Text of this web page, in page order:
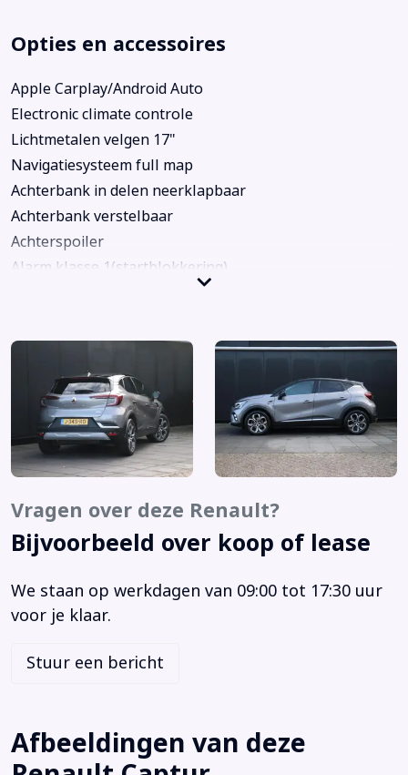
Opties en accessoires
Apple Carplay/Android Auto
Electronic climate controle
Lichtmetalen velgen 17"
Navigatiesysteem full map
Achterbank in delen neerklapbaar
Achterbank verstelbaar
Achterspoiler
Alarm klasse 1(startblokkering)
Autonomous Emergency Braking
Bandenspanningscontrolesysteem
Bestuurdersairbag
Bestuurdersstoel in hoogte verstelbaar
Binnenspiegel automatisch dimmend
Bluetooth telefoonvoorbereiding
Bots waarschuwing systeem
Brake Assist System
Buitenspiegels elektrisch verstel- en verwarmbaar
Cruise control
Dimlichten automatisch
Elektronische remkrachtverdeling
Vragen over deze Renault?
Bijvoorbeeld over koop of lease
We staan op werkdagen van 09:00 tot 17:30 uur
voor je klaar.
Stuur een bericht
Afbeeldingen van deze